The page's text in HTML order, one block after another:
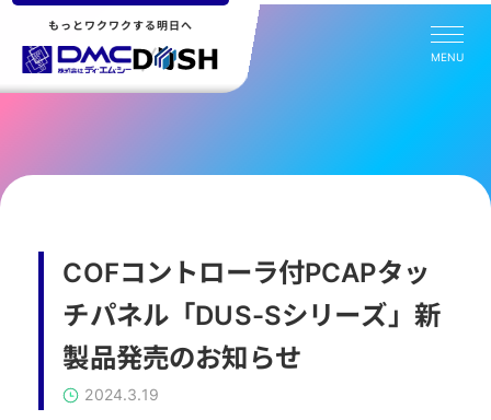
もっとワクワクする明日へ
MENU
COFコントローラ付PCAPタッ
チパネル「DUS-Sシリーズ」新
製品発売のお知らせ
2024.3.19